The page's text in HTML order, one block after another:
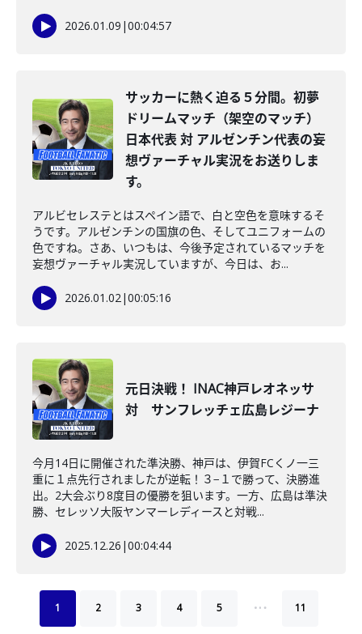
2026.01.09 |00:04:57
サッカーに熱く迫る５分間。初夢
ドリームマッチ（架空のマッチ）
日本代表 対 アルゼンチン代表の妄
想ヴァーチャル実況をお送りしま
す。
アルビセレステとはスペイン語で、白と空色を意味するそ
うです。アルゼンチンの国旗の色、そしてユニフォームの
色ですね。さあ、いつもは、今後予定されているマッチを
妄想ヴァーチャル実況していますが、今日は、お...
2026.01.02|00:05:16
元日決戦！ INAC神戸レオネッサ
対 サンフレッチェ広島レジーナ
今月14日に開催された準決勝、神戸は、伊賀FCくノ一三
重に１点先行されましたが逆転！３−１で勝って、決勝進
出。2大会ぶり8度目の優勝を狙います。一方、広島は準決
勝、セレッソ大阪ヤンマーレディースと対戦...
2025.12.26 |00:04:44
1 2 3 4 5 … 11